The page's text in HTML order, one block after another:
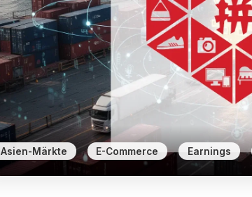
Asien-Märkte , E-Commerce , Earnings ,